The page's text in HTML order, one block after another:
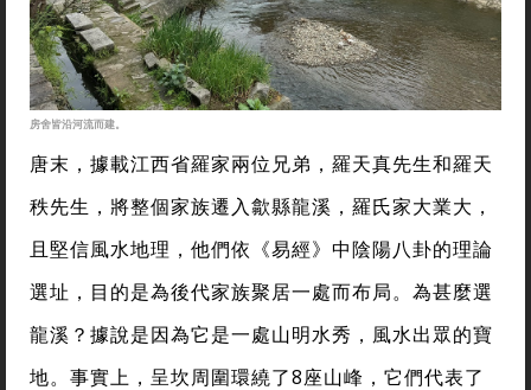
房舍皆沿河流而建。
唐末，據載江西省羅家兩位兄弟，羅天真先生和羅天
秩先生，將整個家族遷入歙縣龍溪，羅氏家大業大，
且堅信風水地理，他們依《易經》中陰陽八卦的理論
選址，目的是為後代家族聚居一處而布局。為甚麼選
龍溪？據說是因為它是一處山明水秀，風水出眾的寶
地。事實上，呈坎周圍環繞了8座山峰，它們代表了